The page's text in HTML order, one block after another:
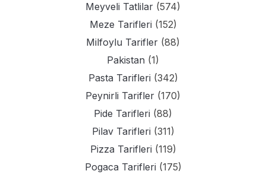
Meyveli Tatlilar (574)
Meze Tarifleri (152)
Milfoylu Tarifler (88)
Pakistan (1)
Pasta Tarifleri (342)
Peynirli Tarifler (170)
Pide Tarifleri (88)
Pilav Tarifleri (311)
Pizza Tarifleri (119)
Pogaca Tarifleri (175)